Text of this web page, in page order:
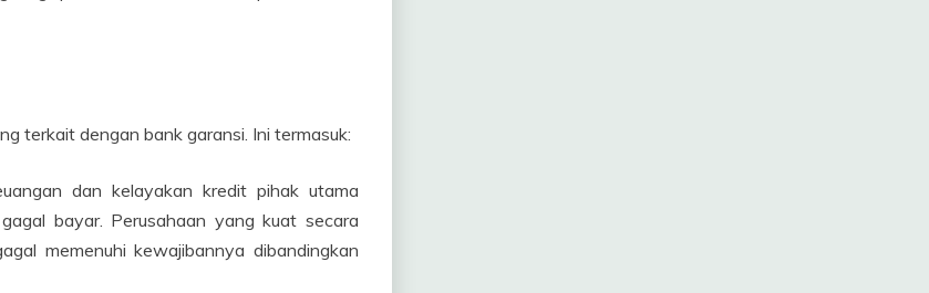
terkait dengan bank garansi. Ini termasuk:
dan kelayakan kredit pihak utama
bayar. Perusahaan yang kuat secara
memenuhi kewajibannya dibandingkan